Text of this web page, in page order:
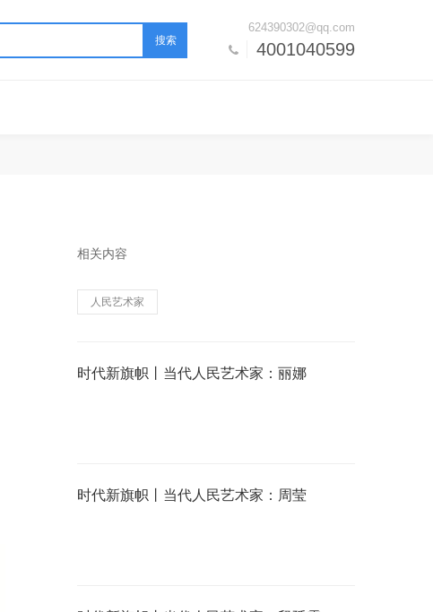
4001040599
624390302@qq.com
搜索
相关内容
人民艺术家
时代新旗帜丨当代人民艺术家：丽娜
时代新旗帜丨当代人民艺术家：周莹